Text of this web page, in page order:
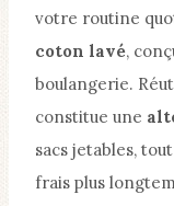
votre routine
coton lavé,
boulangerie.
constitue une
sacs jetables,
frais plus